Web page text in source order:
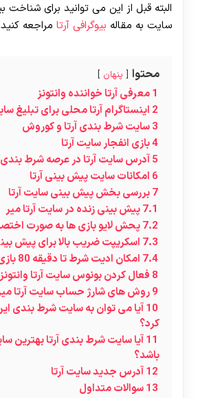
البته قبل از این می توانید برای شناخت
سایت به مقاله بیوگرافی آرتا مراجعه
محتوا پنهان
1معرفی آرتا خواننده وانتونز
2 اینستاگرام آرتا محلی برای تبلیغ
3سایت شرط بندی آرتا و کوروش
4بازی انفجار سایت آرتا
5آدرس سایت آرتا در عرصه شرط بندی
6 امکانات سایت پیش بینی آرتا
7بررسی بخش پیش بینی سایت آرتا
7.1پیش بینی زنده در سایت آرتا میر
7.2پحش لایو بازی ها به صورت
7.3 اسکریپت ضریب بالا برای پیش
7.4 امکان ادیت شرط تا دقیقه 80 بازی
8 فعال کردن بونوس سایت آرتا وانتونز
9روش های شارژ حساب سایت آرتا
10آیا می توان به سایت شرط بندی
کرد؟
11آیا سایت شرط بندی آرتا بهترین
باشد؟
12آدرس جدید سایت آرتا
13سوالات متداول